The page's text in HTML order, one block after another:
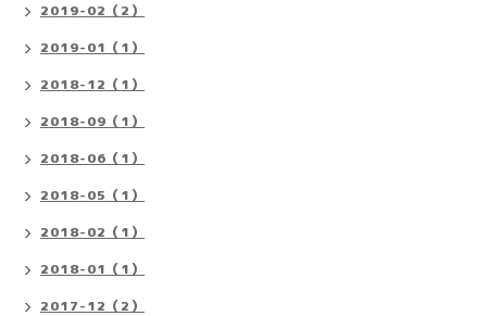
2019-02（2）
2019-01（1）
2018-12（1）
2018-09（1）
2018-06（1）
2018-05（1）
2018-02（1）
2018-01（1）
2017-12（2）